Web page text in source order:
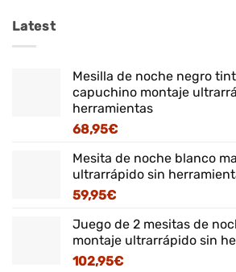
Latest
Mesilla de noche negro
capuchino montaje
herramientas
68,95€
Mesita de noche blanco
ultrarrápido sin
59,95€
Juego de 2 mesitas de
montaje ultrarrápido sin
102,95€